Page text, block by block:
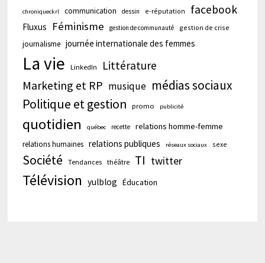
chroniqueckrl communication dessin e-réputation facebook
Fluxus Féminisme gestion de communauté gestion de crise
journalisme journée internationale des femmes
La vie LinkedIn Littérature
Marketing et RP musique médias sociaux
Politique et gestion
promo publicité
quotidien québec recette relations homme-femme
relations humaines relations publiques réseaux sociaux sexe
Société Tendances théâtre TI twitter
Télévision yulblog Éducation